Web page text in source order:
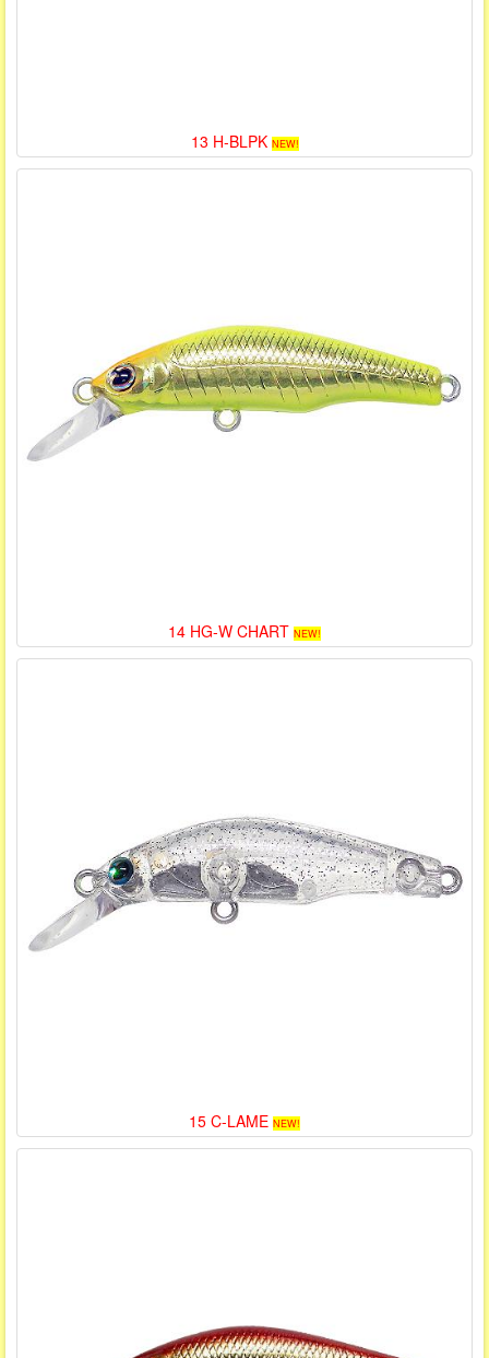
13 H-BLPK NEW!
14 HG-W CHART NEW!
15 C-LAME NEW!